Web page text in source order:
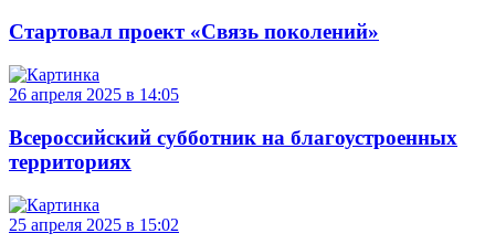
Стартовал проект «Связь поколений»
26 апреля 2025 в 14:05
Всероссийский субботник на благоустроенных
территориях
25 апреля 2025 в 15:02